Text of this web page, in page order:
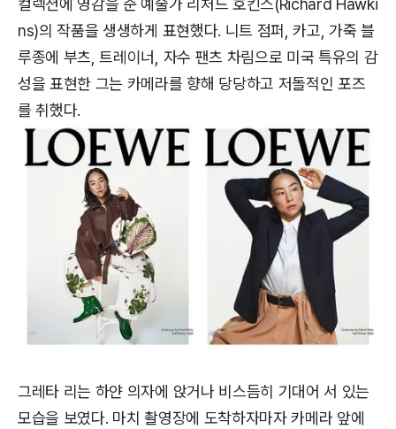
컬렉션에 영감을 준 예술가 리처드 호킨스(Richard Hawki
ns)의 작품을 생생하게 표현했다. 니트 점퍼, 카고, 가죽 블
루종에 부츠, 트레이너, 자수 팬츠 차림으로 미국 특유의 감
성을 표현한 그는 카메라를 향해 당당하고 저돌적인 포즈
를 취했다.
그레타 리는 하얀 의자에 앉거나 비스듬히 기대어 서 있는
모습을 보였다. 마치 촬영장에 도착하자마자 카메라 앞에